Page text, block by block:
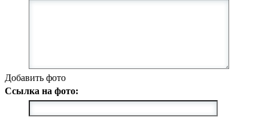
Добавить фото
Ссылка на фото: